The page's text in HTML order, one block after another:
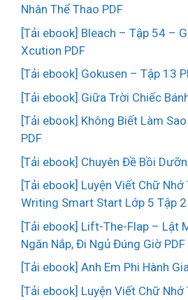
Nhân Thể Thao PDF
[Tải ebook] Bleach – Tập 54 –
Xcution PDF
[Tải ebook] Gokusen – Tập 13
[Tải ebook] Giữa Trời Chiếc
[Tải ebook] Không Biết Làm
PDF
[Tải ebook] Chuyên Đề Bồi
[Tải ebook] Luyện Viết Chữ
Writing Smart Start Lớp 5 Tập 2
[Tải ebook] Lift-The-Flap – Lật
Ngăn Nắp, Đi Ngủ Đúng Giờ PDF
[Tải ebook] Anh Em Phi Hành
[Tải ebook] Luyện Viết Chữ